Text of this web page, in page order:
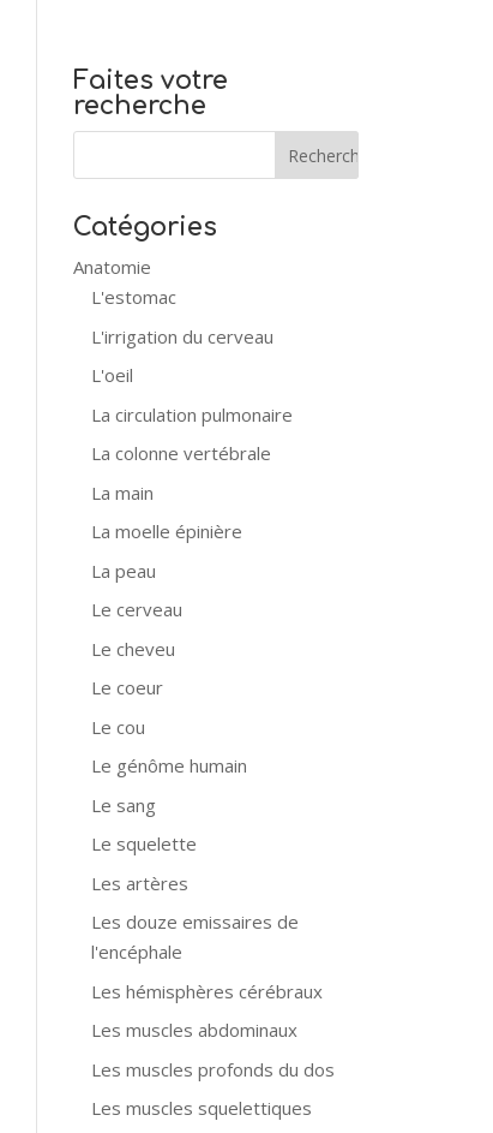
Faites votre
recherche
Catégories
Anatomie
L'estomac
L'irrigation du cerveau
L'oeil
La circulation pulmonaire
La colonne vertébrale
La main
La moelle épinière
La peau
Le cerveau
Le cheveu
Le coeur
Le cou
Le génôme humain
Le sang
Le squelette
Les artères
Les douze emissaires de
l'encéphale
Les hémisphères cérébraux
Les muscles abdominaux
Les muscles profonds du dos
Les muscles squelettiques